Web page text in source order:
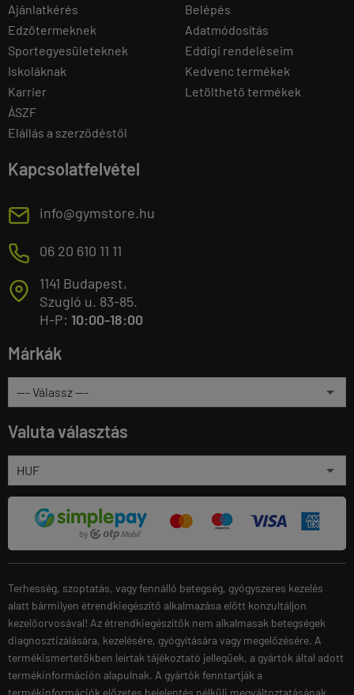
Ajánlatkérés
Edzőtermeknek
Sportegyesületeknek
Iskoláknak
Karrier
ÁSZF
Elállás a szerződéstől
Belépés
Adatmódosítás
Eddigi rendeléseim
Kedvenc termékek
Letölthető termékek
Kapcsolatfelvétel
E info@gymstore.hu
M 06 20 610 11 11
T
1141 Budapest,
Szugló u. 83-85.
H-P: 10:00-18:00
Márkák
Valuta választás
Terhesség, szoptatás, vagy fennálló betegség, gyógyszeres kezelés
alatt bármilyen étrendkiegészítő alkalmazása előtt konzultáljon
kezelőorvosával! Az étrendkiegészítők nem alkalmasak betegségek
diagnosztizálására, kezelésére, gyógyítására vagy megelőzésére. A
termékismertetőkben leírtak tájékoztató jellegűek, a gyártók által adott
termékinformáción alapulnak. A gyártók fenntartják a
termékinformációk előzetes bejelentés nélküli megváltoztatásának